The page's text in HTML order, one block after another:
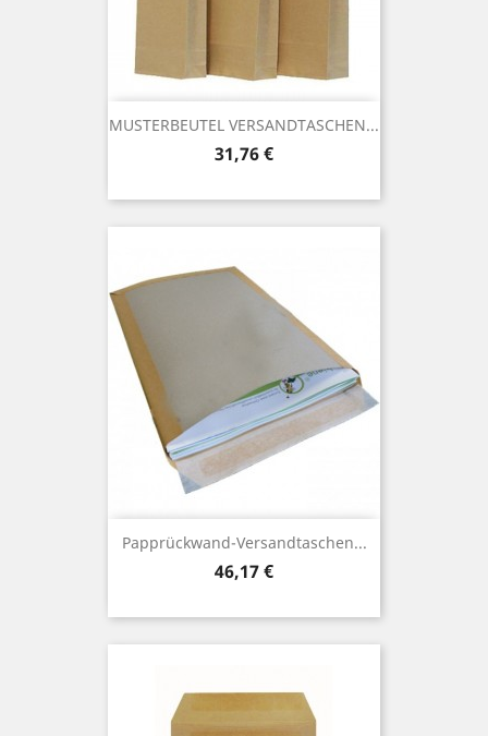
MUSTERBEUTEL VERSANDTASCHEN...
Preis
31,76 €
Papprückwand-Versandtaschen...
Preis
46,17 €